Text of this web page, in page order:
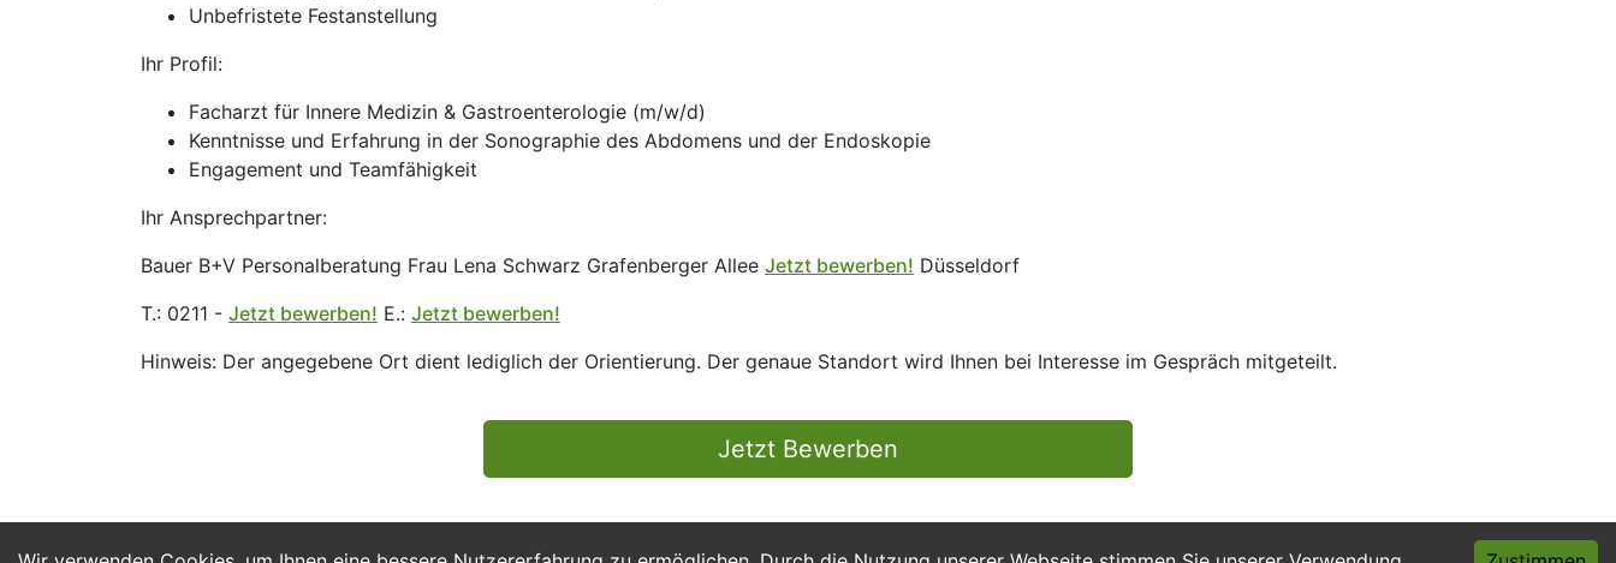
Unbefristete Festanstellung
Ihr Profil:
Facharzt für Innere Medizin & Gastroenterologie (m/w/d)
Kenntnisse und Erfahrung in der Sonographie des Abdomens und der Endoskopie
Engagement und Teamfähigkeit
Ihr Ansprechpartner:
Bauer B+V Personalberatung Frau Lena Schwarz Grafenberger Allee Jetzt bewerben! Düsseldorf
T.: 0211 - Jetzt bewerben! E.: Jetzt bewerben!
Hinweis: Der angegebene Ort dient lediglich der Orientierung. Der genaue Standort wird Ihnen bei Interesse im Gespräch mitgeteilt.
Jetzt Bewerben